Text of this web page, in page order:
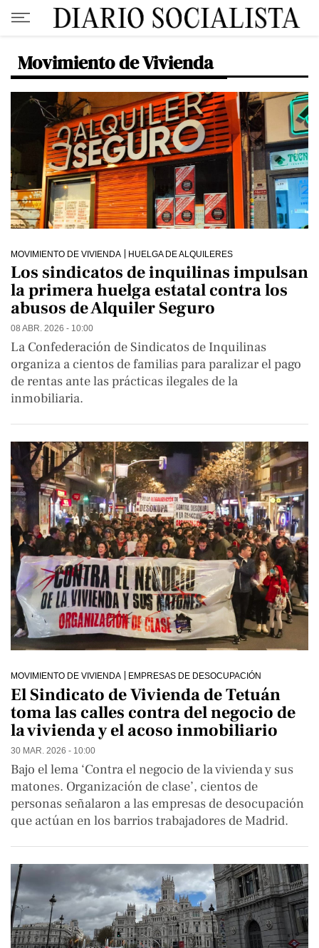
Movimiento de Vivienda
MOVIMIENTO DE VIVIENDA HUELGA DE ALQUILERES
Los sindicatos de inquilinas impulsan
la primera huelga estatal contra los
abusos de Alquiler Seguro
08 ABR. 2026 - 10:00
La Confederación de Sindicatos de Inquilinas
organiza a cientos de familias para paralizar el pago
de rentas ante las prácticas ilegales de la
inmobiliaria.
MOVIMIENTO DE VIVIENDA EMPRESAS DE DESOCUPACIÓN
El Sindicato de Vivienda de Tetuán
toma las calles contra del negocio de
la vivienda y el acoso inmobiliario
30 MAR. 2026 - 10:00
Bajo el lema ‘Contra el negocio de la vivienda y sus
matones. Organización de clase’, cientos de
personas señalaron a las empresas de desocupación
que actúan en los barrios trabajadores de Madrid.